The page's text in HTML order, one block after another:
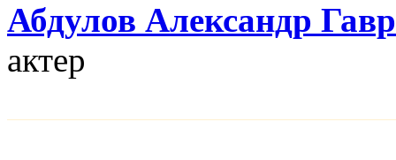
Абдулов Александр
актер